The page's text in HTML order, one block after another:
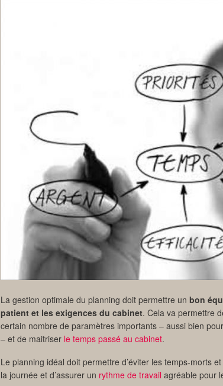
La gestion optimale du planning doit permettre un bon
patient et les exigences du cabinet. Cela va permettre
certain nombre de paramètres importants – aussi bien
– et de maitriser le temps passé au cabinet.
Le planning idéal doit permettre d’éviter les temps-morts
la journée et d’assurer un rythme de travail agréable pour